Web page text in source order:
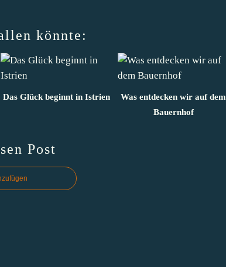
könnte:
Das Glück beginnt in Istrien
Was entdecken wir auf dem
Bauernhof
Post